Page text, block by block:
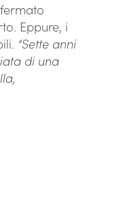
Eppure, i
“Sette anni
di una